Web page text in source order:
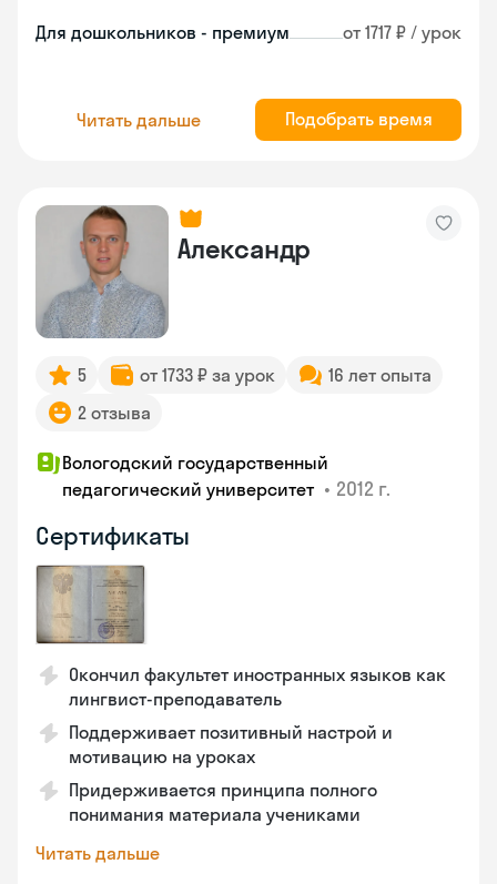
Для дошкольников - премиум от 1717 ₽ / урок
Читать дальше Подобрать время
Александр
5 от 1733 ₽ за урок
16 лет опыта
2 отзыва
Вологодский государственный
педагогический университет • 2012 г.
Сертификаты
Окончил факультет иностранных языков как
лингвист-преподаватель
Поддерживает позитивный настрой и
мотивацию на уроках
Придерживается принципа полного
понимания материала учениками
Читать дальше